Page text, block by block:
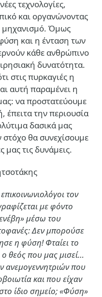
τεχνολογίες,
και οργανώνοντας
μηχανισμό. Όμως
και η ένταση των
κάθε ανθρώπινο
δυνατότητα.
στις πυρκαγιές η
αυτή παραμένει η
να προστατεύουμε
την περιουσία
δασικά μας
θα συνεχίσουμε
μας τις δυνάμεις.
τον
με φόντο
μέσω του
Δεν μπορούσε
η φύση! Φταίει το
ο θεός που μας μισεί…
ανεμογεννητριών που
και που είχαν
ίδιο σημείο; «Φύση»